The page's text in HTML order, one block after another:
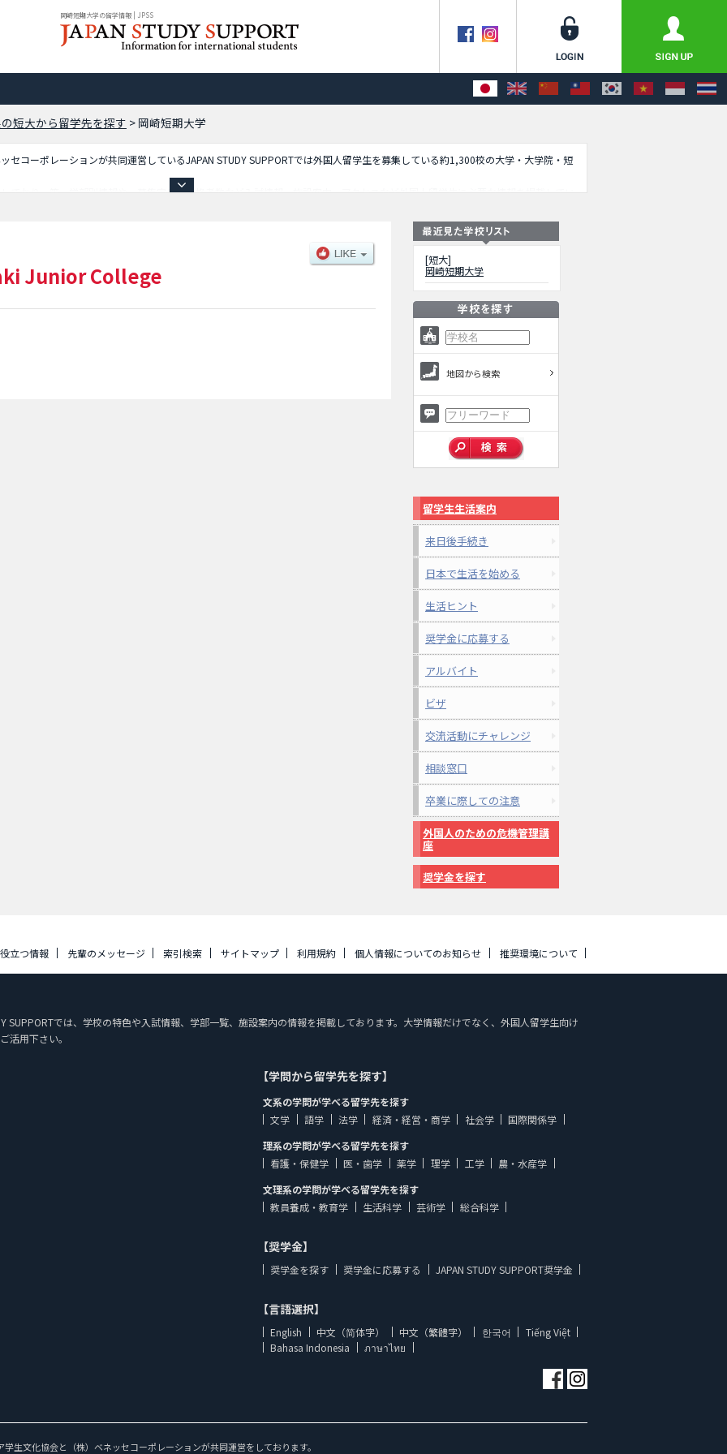
岡崎短期大学の留学情報 | JPSS
短大から留学先を探す > 岡崎短期大学
セコーポレーションが共同運営しているJAPAN STUDY SUPPORTでは外国人留学生を募集している約1,300校の大学・大学院・短
ており、等、学部別情報や、募集定員や合格者数など入試情報、施設案内、アクセスなど外国人留学生に必要な情報を掲載してい
Junior College
[短大]
岡崎短期大学
地図から検索
留学生生活案内
来日後手続き
日本で生活を始める
生活ヒント
奨学金に応募する
アルバイト
ビザ
交流活動にチャレンジ
相談窓口
卒業に際しての注意
外国人のための危機管理講
座
奨学金を探す
立つ情報 先輩のメッセージ 索引検索 サイトマップ 利用規約 個人情報についてのお知らせ 推奨環境について
SUPPORTでは、学校の特色や入試情報、学部一覧、施設案内の情報を掲載しております。大学情報だけでなく、外国人留学生向け
活用下さい。
【学問から留学先を探す】
文系の学問が学べる留学先を探す
文学
語学 法学 経済・経営・商学 社会学
国際関係学
理系の学問が学べる留学先を探す
看護・保健学
医・歯学 薬学 理学 工学
農・水産学
文理系の学問が学べる留学先を探す
教員養成・教育学
生活科学 芸術学 総合科学
【奨学金】
奨学金を探す 奨学金に応募する JAPAN STUDY SUPPORT奨学金
【言語選択】
English 中文（简体字） 中文（繁體字） 한국어
Tiếng Việt
Bahasa Indonesia
ภาษาไทย
生文化協会と（株）ベネッセコーポレーションが共同運営をしております。